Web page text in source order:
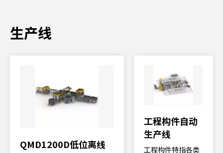
生产线
QMD1200D低位离线
工程构件自动
生产线
工程构件特指各类